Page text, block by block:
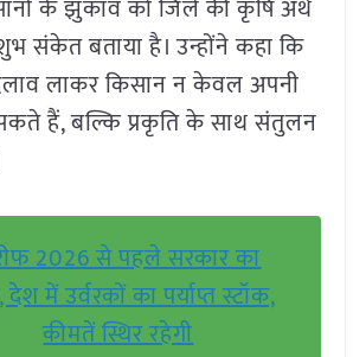
के झुकाव को जिले की कृषि अर्थ
संकेत बताया है। उन्होंने कहा कि
लाकर किसान न केवल अपनी
हैं, बल्कि प्रकृति के साथ संतुलन
2026 से पहले सरकार का
देश में उर्वरकों का पर्याप्त स्टॉक,
कीमतें स्थिर रहेगी